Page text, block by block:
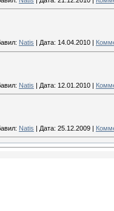
Natis Дата: 14.04.2010
Natis | Дата: 12.01.2010 |
Natis | Дата: 25.12.2009 |